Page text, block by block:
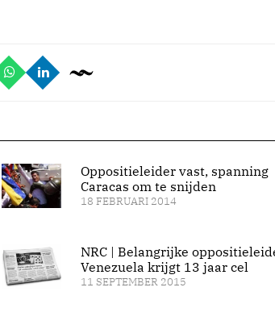
Oppositieleider vast, spanning
Caracas om te snijden
18 FEBRUARI 2014
NRC | Belangrijke
Venezuela krijgt 13 jaar cel
11 SEPTEMBER 2015